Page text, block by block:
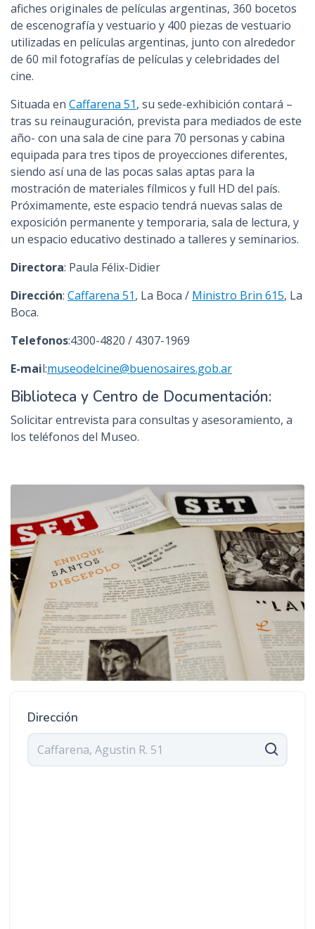
afiches originales de películas argentinas, 360 bocetos
de escenografía y vestuario y 400 piezas de vestuario
utilizadas en películas argentinas, junto con alrededor
de 60 mil fotografías de películas y celebridades del
cine.
Situada en Caffarena 51, su sede-exhibición contará –
tras su reinauguración, prevista para mediados de este
año- con una sala de cine para 70 personas y cabina
equipada para tres tipos de proyecciones diferentes,
siendo así una de las pocas salas aptas para la
mostración de materiales fílmicos y full HD del país.
Próximamente, este espacio tendrá nuevas salas de
exposición permanente y temporaria, sala de lectura, y
un espacio educativo destinado a talleres y seminarios.
Directora: Paula Félix-Didier
Dirección: Caffarena 51, La Boca / Ministro Brin 615, La
Boca.
Telefonos:4300-4820 / 4307-1969
E-mail:museodelcine@buenosaires.gob.ar
Biblioteca y Centro de Documentación:
Solicitar entrevista para consultas y asesoramiento, a
los teléfonos del Museo.
Dirección